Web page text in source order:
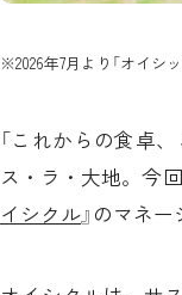
※2026年7月より「オイシ
「これからの食卓
ス・ラ・大地。今
イシクル』のマネ